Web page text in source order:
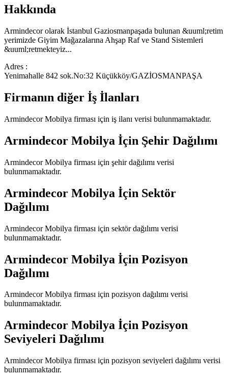
Hakkında
Armindecor olarak İstanbul Gaziosmanpaşada bulunan &uuml;retim
yerimizde Giyim Mağazalarına Ahşap Raf ve Stand Sistemleri
&uuml;retmekteyiz...
Adres :
Yenimahalle 842 sok.No:32 Küçükköy/GAZİOSMANPAŞA
Firmanın diğer İş İlanları
Armindecor Mobilya firması için iş ilanı verisi bulunmamaktadır.
Armindecor Mobilya İçin Şehir Dağılımı
Armindecor Mobilya firması için şehir dağılımı verisi
bulunmamaktadır.
Armindecor Mobilya İçin Sektör
Dağılımı
Armindecor Mobilya firması için sektör dağılımı verisi
bulunmamaktadır.
Armindecor Mobilya İçin Pozisyon
Dağılımı
Armindecor Mobilya firması için pozisyon dağılımı verisi
bulunmamaktadır.
Armindecor Mobilya İçin Pozisyon
Seviyeleri Dağılımı
Armindecor Mobilya firması için pozisyon seviyeleri dağılımı verisi
bulunmamaktadır.